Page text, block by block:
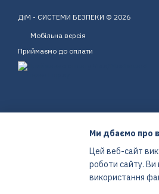
ДіМ - СИСТЕМИ БЕЗПЕКИ © 2026
Мобільна версія
Приймаємо до оплати
Інтернет-магазин створений з Хорошоп
Ми дбаємо про
Цей веб-сайт
роботи сайту.
використання